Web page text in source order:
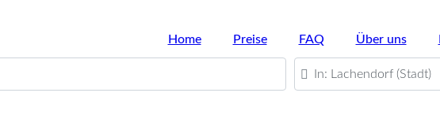
Home Preise FAQ Über uns
PLZ oder Ort